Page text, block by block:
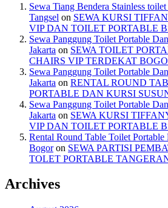
Sewa Tiang Bendera Stainless
Tangsel on SEWA KURSI
VIP DAN TOILET PORTABLE
Sewa Panggung Toilet Portable
Jakarta on SEWA TOILET
CHAIRS VIP TERDEKAT
Sewa Panggung Toilet Portable
Jakarta on RENTAL ROUND
PORTABLE DAN KURSI
Sewa Panggung Toilet Portable
Jakarta on SEWA KURSI
VIP DAN TOILET PORTABLE
Rental Round Table Toilet Portable
Bogoron SEWA PARTISI
TOLET PORTABLE
Archives